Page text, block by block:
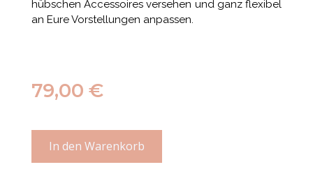
hübschen Accessoires versehen und ganz flexibel
an Eure Vorstellungen anpassen.
79,00 €
In den Warenkorb